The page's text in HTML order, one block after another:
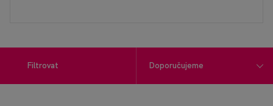
Filtrovat